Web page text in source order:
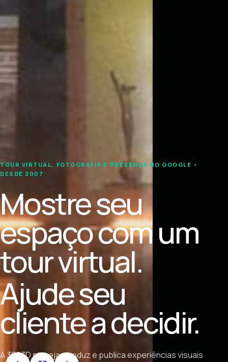
TOUR VIRTUAL, FOTOGRAFIA E PRESENÇA NO GOOGLE •
DESDE 2007
Mostre seu
espaço com um
tour virtual.
Ajude seu
cliente a decidir.
A 3603D planeja, produz e publica experiências visuais